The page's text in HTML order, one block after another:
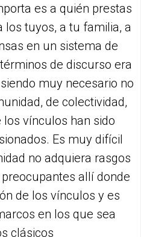
es a quién prestas
los tuyos, a tu familia, a
en un sistema de
de discurso era
muy necesario no
de colectividad,
vínculos han sido
Es muy difícil
no adquiera rasgos
allí donde
de los vínculos y es
en los que sea
clásicos